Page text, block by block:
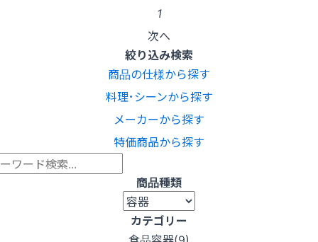
1
次へ
絞り込み検索
商品の仕様から探す
料理･シーンから探す
メーカーから探す
特価商品から探す
商品種類
カテゴリー